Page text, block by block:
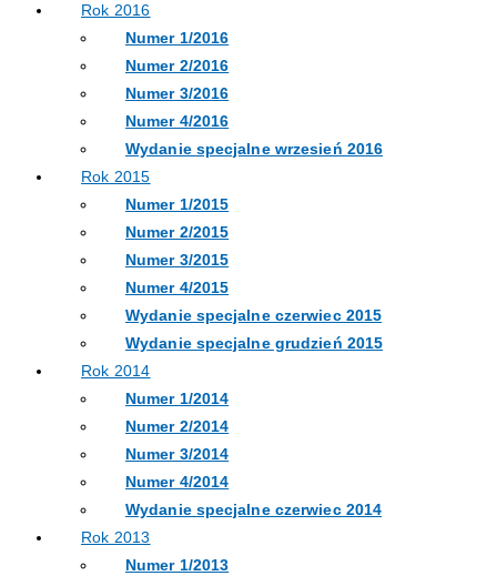
Rok 2016
Numer 1/2016
Numer 2/2016
Numer 3/2016
Numer 4/2016
Wydanie specjalne wrzesień 2016
Rok 2015
Numer 1/2015
Numer 2/2015
Numer 3/2015
Numer 4/2015
Wydanie specjalne czerwiec 2015
Wydanie specjalne grudzień 2015
Rok 2014
Numer 1/2014
Numer 2/2014
Numer 3/2014
Numer 4/2014
Wydanie specjalne czerwiec 2014
Rok 2013
Numer 1/2013